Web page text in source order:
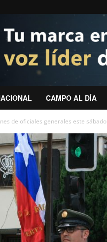
CAMPO AL DÍA
de oficiales generales este sábado